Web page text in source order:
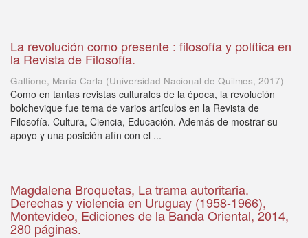
La revolución como presente : filosofía y política en
la Revista de Filosofía.
Galfione, María Carla (Universidad Nacional de Quilmes, 2017)
Como en tantas revistas culturales de la época, la revolución
bolchevique fue tema de varios artículos en la Revista de
Filosofía. Cultura, Ciencia, Educación. Además de mostrar su
apoyo y una posición afín con el ...
Magdalena Broquetas, La trama autoritaria.
Derechas y violencia en Uruguay (1958-1966),
Montevideo, Ediciones de la Banda Oriental, 2014,
280 páginas.